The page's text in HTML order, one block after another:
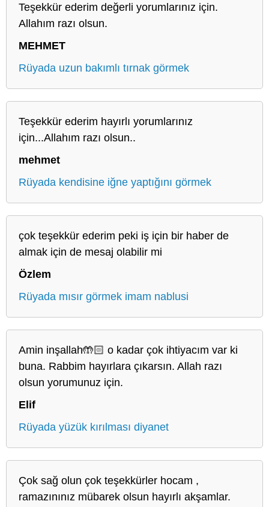
Teşekkür ederim değerli yorumlarınız için.
Allahım razı olsun.
MEHMET
Rüyada uzun bakımlı tırnak görmek
Teşekkür ederim hayırlı yorumlarınız
için...Allahım razı olsun..
mehmet
Rüyada kendisine iğne yaptığını görmek
çok teşekkür ederim peki iş için bir haber de
almak için de mesaj olabilir mi
Özlem
Rüyada mısır görmek imam nablusi
Amin inşallah🤲🏻 o kadar çok ihtiyacım var ki
buna. Rabbim hayırlara çıkarsın. Allah razı
olsun yorumunuz için.
Elif
Rüyada yüzük kırılması diyanet
Çok sağ olun çok teşekkürler hocam ,
ramazınınız mübarek olsun hayırlı akşamlar.